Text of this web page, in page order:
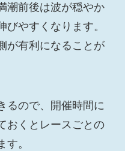
潮前後は波が穏やか
やすくなります。
が有利になることが
るので、開催時間に
おくとレースごとの
。